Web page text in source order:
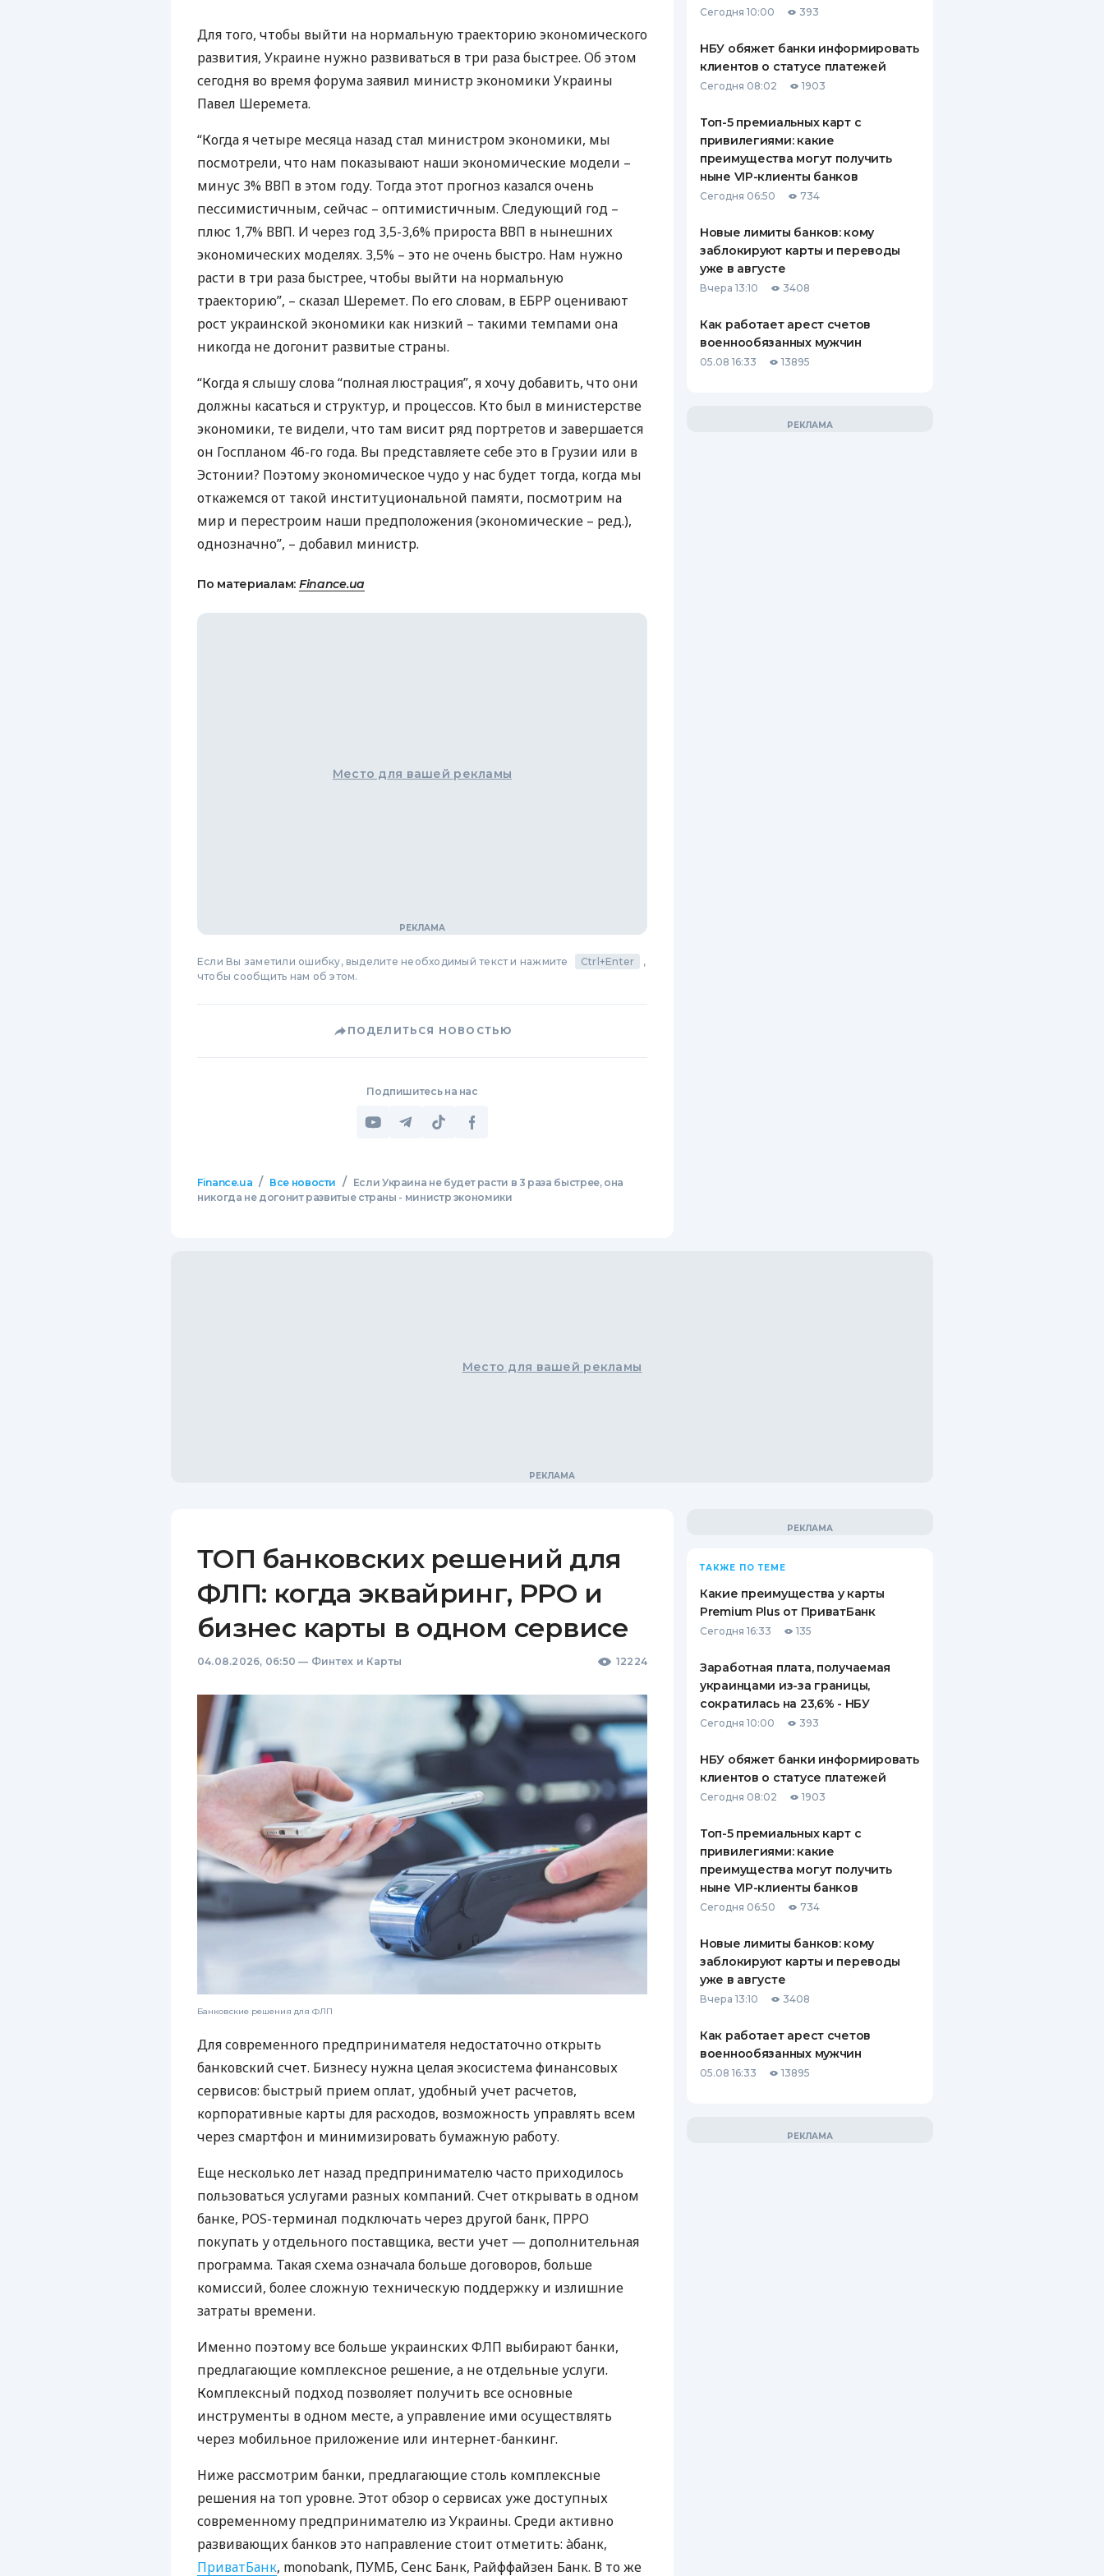
КЕШБЭКА
ПУТЕВОДИТЕЛИ ПО
БАНКОВСКИМ КАРТАМ
СТРАХОВАНИЮ
ВСЕ СТРАХОВЫЕ ПОЛИСЫ
ОТЗЫВЫ О СТРАХОВЫХ
КОМПАНИЯХ
Для того, чтобы выйти на нормальную траекторию экономического
развития, Украине нужно развиваться в три раза быстрее. Об этом
сегодня во время форума заявил министр экономики Украины
Павел Шеремета.
“Когда я четыре месяца назад стал министром экономики, мы
посмотрели, что нам показывают наши экономические модели –
минус 3% ВВП в этом году. Тогда этот прогноз казался очень
пессимистичным, сейчас – оптимистичным. Следующий год –
плюс 1,7% ВВП. И через год 3,5-3,6% прироста ВВП в нынешних
экономических моделях. 3,5% – это не очень быстро. Нам нужно
расти в три раза быстрее, чтобы выйти на нормальную
траекторию”, – сказал Шеремет. По его словам, в ЕБРРоценивают
рост украинской экономики как низкий – такими темпами она
никогда не догонит развитые страны.
“Когда я слышу слова “полная люстрация”, я хочу добавить, что они
должны касаться и структур, и процессов. Кто был в министерстве
экономики, те видели, что там висит ряд портретов и завершается
он Госпланом 46-го года. Вы представляете себе это в Грузии или в
Эстонии? Поэтому экономическое чудо у нас будет тогда, когда мы
откажемся от такой институциональной памяти, посмотрим на
мир и перестроим наши предположения (экономические – ред.),
однозначно”, – добавил министр.
По материалам: Finance.ua
Место для вашей рекламы
Если Вы заметили ошибку, выделите необходимый текст и нажмите Ctrl+Enter
,
чтобы сообщить нам об этом.
ПОДЕЛИТЬСЯ НОВОСТЬЮ
Подпишитесь на нас
Finance.ua / Все новости /
Если Украина не будет расти в 3 раза быстрее, она
никогда не догонит развитые страны - министр экономики
Сегодня 10:00 393
НБУ обяжет банки информировать
клиентов о статусе платежей
Сегодня 08:02 1903
Топ-5 премиальных карт с
привилегиями: какие
преимущества могут получить
ныне VIP-клиенты банков
Сегодня 06:50 734
Новые лимиты банков: кому
заблокируют карты и переводы
уже в августе
Вчера 13:10 3408
Как работает арест счетов
военнообязанных мужчин
05.08 16:33 13895
Место для вашей рекламы
ТОП банковских решений для
ФЛП: когда эквайринг, РРО и
бизнес карты в одном сервисе
04.08.2026, 06:50 — Финтех и Карты 12224
Банковские решения для ФЛП
Для современного предпринимателя недостаточно открыть
банковский счет. Бизнесу нужна целая экосистема финансовых
сервисов: быстрый прием оплат, удобный учет расчетов,
корпоративные карты для расходов, возможность управлять всем
через смартфон и минимизировать бумажную работу.
Еще несколько лет назад предпринимателю часто приходилось
пользоваться услугами разных компаний. Счет открывать в одном
банке, POS-терминал подключать через другой банк, ПРРО
покупать у отдельного поставщика, вести учет — дополнительная
программа. Такая схема означала больше договоров, больше
комиссий, более сложную техническую поддержку и излишние
затраты времени.
Именно поэтому все больше украинских ФЛП выбирают банки,
предлагающие комплексное решение, а не отдельные услуги.
Комплексный подход позволяет получить все основные
инструменты в одном месте, а управление ими осуществлять
через мобильное приложение или интернет-банкинг.
Ниже рассмотрим банки, предлагающие столь комплексные
решения на топ уровне. Этот обзор о сервисах уже доступных
современному предпринимателю из Украины. Среди активно
развивающих банков это направление стоит отметить: àбанк,
ПриватБанк, monobank, ПУМБ, Сенс Банк, Райффайзен Банк. В то же
ТАКЖЕ ПО ТЕМЕ
Какие преимущества у карты
Premium Plus от ПриватБанк
Сегодня 16:33 135
Заработная плата, получаемая
украинцами из-за границы,
сократилась на 23,6% - НБУ
Сегодня 10:00 393
НБУ обяжет банки информировать
клиентов о статусе платежей
Сегодня 08:02 1903
Топ-5 премиальных карт с
привилегиями: какие
преимущества могут получить
ныне VIP-клиенты банков
Сегодня 06:50 734
Новые лимиты банков: кому
заблокируют карты и переводы
уже в августе
Вчера 13:10 3408
Как работает арест счетов
военнообязанных мужчин
05.08 16:33 13895